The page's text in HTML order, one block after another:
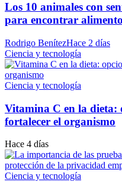
Los 10 animales con
para encontrar alimento
Rodrigo BenítezHace 2 días
Ciencia y tecnología
Ciencia y tecnología
Vitamina C en la dieta:
fortalecer el organismo
Hace 4 días
Ciencia y tecnología